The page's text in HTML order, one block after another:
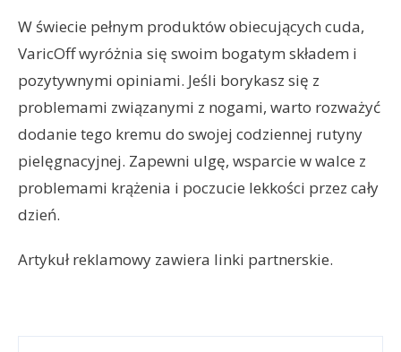
W świecie pełnym produktów obiecujących cuda,
VaricOff wyróżnia się swoim bogatym składem i
pozytywnymi opiniami. Jeśli borykasz się z
problemami związanymi z nogami, warto rozważyć
dodanie tego kremu do swojej codziennej rutyny
pielęgnacyjnej. Zapewni ulgę, wsparcie w walce z
problemami krążenia i poczucie lekkości przez cały
dzień.
Artykuł reklamowy zawiera linki partnerskie.